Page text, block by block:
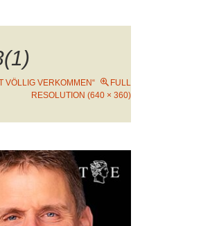
VÖLLIG VERKOMMEN“
FULL
RESOLUTION (640 × 360)